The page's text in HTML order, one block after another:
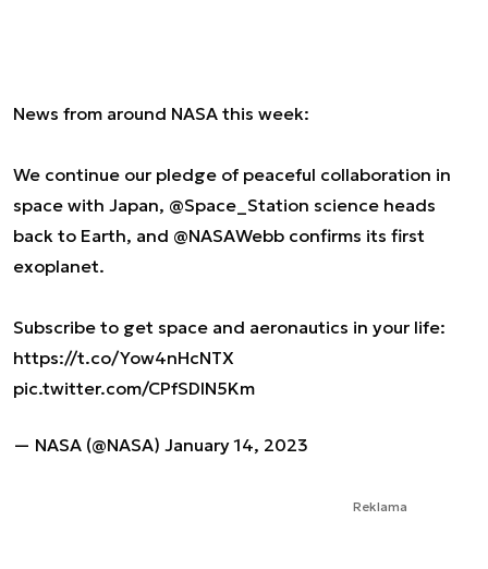
News from around NASA this week:
We continue our pledge of peaceful collaboration in
space with Japan, @Space_Station science heads
back to Earth, and @NASAWebb confirms its first
exoplanet.
Subscribe to get space and aeronautics in your life:
https://t.co/Yow4nHcNTX
pic.twitter.com/CPfSDlN5Km
— NASA (@NASA) January 14, 2023
Reklama